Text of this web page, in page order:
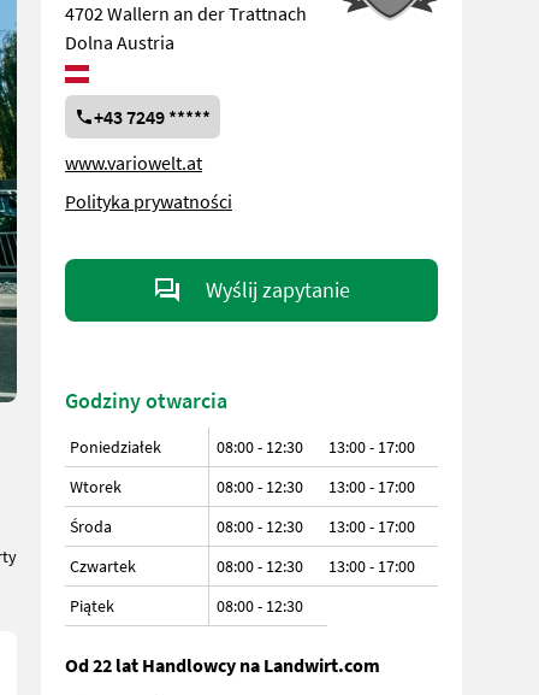
4702 Wallern an der Trattnach
Dolna Austria
+43 7249 *****
www.variowelt.at
Polityka prywatności
Wyślij zapytanie
Godziny otwarcia
Poniedziałek 08:00 - 12:30
13:00 - 17:00
Wtorek
08:00 - 12:30
13:00 - 17:00
Środa
08:00 - 12:30
13:00 - 17:00
Czwartek
08:00 - 12:30
13:00 - 17:00
Piątek
08:00- 12:30
Od 22 lat Handlowcy na Landwirt.com